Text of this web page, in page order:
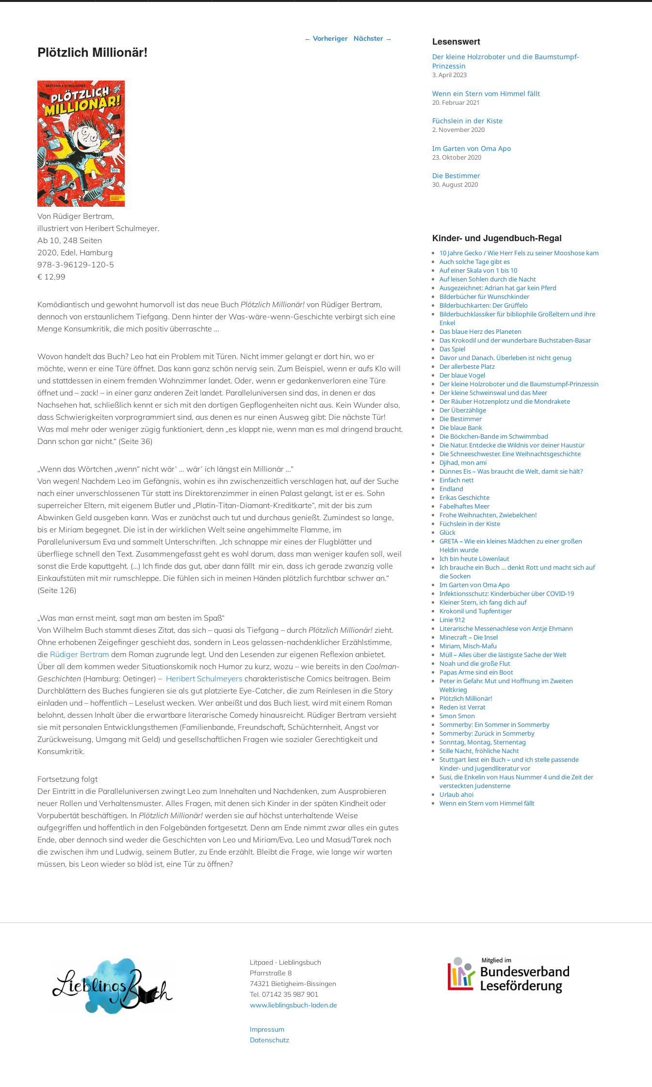
Beitragsnavigation
← Vorheriger Nächster →
Plötzlich Millionär!
Von Rüdiger Bertram,
illustriert von Heribert Schulmeyer.
Ab 10, 248 Seiten
2020, Edel, Hamburg
978-3-96129-120-5
€ 12,99
Komödiantisch und gewohnt humorvoll ist das neue Buch Plötzlich Millionär! von Rüdiger Bertram,
dennoch von erstaunlichem Tiefgang. Denn hinter der Was-wäre-wenn-Geschichte verbirgt sich eine
Menge Konsumkritik, die mich positiv überraschte …
Wovon handelt das Buch? Leo hat ein Problem mit Türen. Nicht immer gelangt er dort hin, wo er
möchte, wenn er eine Türe öffnet. Das kann ganz schön nervig sein. Zum Beispiel, wenn er aufs Klo will
und stattdessen in einem fremden Wohnzimmer landet. Oder, wenn er gedankenverloren eine Türe
öffnet und – zack! – in einer ganz anderen Zeit landet. Paralleluniversen sind das, in denen er das
Nachsehen hat, schließlich kennt er sich mit den dortigen Gepflogenheiten nicht aus. Kein Wunder also,
dass Schwierigkeiten vorprogrammiert sind, aus denen es nur einen Ausweg gibt: Die nächste Tür!
Was mal mehr oder weniger zügig funktioniert, denn „es klappt nie, wenn man es mal dringend braucht.
Dann schon gar nicht.“ (Seite 36)
„Wenn das Wörtchen „wenn“ nicht wär‘ … wär‘ ich längst ein Millionär …“
Von wegen! Nachdem Leo im Gefängnis, wohin es ihn zwischenzeitlich verschlagen hat, auf der Suche
nach einer unverschlossenen Tür statt ins Direktorenzimmer in einen Palast gelangt, ist er es. Sohn
superreicher Eltern, mit eigenem Butler und „Platin-Titan-Diamant-Kreditkarte“, mit der bis zum
Abwinken Geld ausgeben kann. Was er zunächst auch tut und durchaus genießt. Zumindest so lange,
bis er Miriam begegnet. Die ist in der wirklichen Welt seine angehimmelte Flamme, im
Paralleluniversum Eva und sammelt Unterschriften. „Ich schnappe mir eines der Flugblätter und
überfliege schnell den Text. Zusammengefasst geht es wohl darum, dass man weniger kaufen soll, weil
sonst die Erde kaputtgeht. (…) Ich finde das gut, aber dann fällt mir ein, dass ich gerade zwanzig volle
Einkaufstüten mit mir rumschleppe. Die fühlen sich in meinen Händen plötzlich furchtbar schwer an.“
(Seite 126)
„Was man ernst meint, sagt man am besten im Spaß“
Von Wilhelm Buch stammt dieses Zitat, das sich – quasi als Tiefgang – durch Plötzlich Millionär! zieht.
Ohne erhobenen Zeigefinger geschieht das, sondern in Leos gelassen-nachdenklicher Erzählstimme,
die Rüdiger Bertram dem Roman zugrunde legt. Und den Lesenden zur eigenen Reflexion anbietet.
Über all dem kommen weder Situationskomik noch Humor zu kurz, wozu – wie bereits in den Coolman-
Geschichten (Hamburg: Oetinger) – Heribert Schulmeyers charakteristische Comics beitragen. Beim
Durchblättern des Buches fungieren sie als gut platzierte Eye-Catcher, die zum Reinlesen in die Story
einladen und – hoffentlich – Leselust wecken. Wer anbeißt und das Buch liest, wird mit einem Roman
belohnt, dessen Inhalt über die erwartbare literarische Comedy hinausreicht. Rüdiger Bertram versieht
sie mit personalen Entwicklungsthemen (Familienbande, Freundschaft, Schüchternheit, Angst vor
Zurückweisung, Umgang mit Geld) und gesellschaftlichen Fragen wie sozialer Gerechtigkeit und
Konsumkritik.
Fortsetzung folgt
Der Eintritt in die Paralleluniversen zwingt Leo zum Innehalten und Nachdenken, zum Ausprobieren
neuer Rollen und Verhaltensmuster. Alles Fragen, mit denen sich Kinder in der späten Kindheit oder
Vorpubertät beschäftigen. In Plötzlich Millionär! werden sie auf höchst unterhaltende Weise
aufgegriffen und hoffentlich in den Folgebänden fortgesetzt. Denn am Ende nimmt zwar alles ein gutes
Ende, aber dennoch sind weder die Geschichten von Leo und Miriam/Eva, Leo und Masud/Tarek noch
die zwischen ihm und Ludwig, seinem Butler, zu Ende erzählt. Bleibt die Frage, wie lange wir warten
müssen, bis Leon wieder so blöd ist, eine Tür zu öffnen?
Lesenswert
Der kleine Holzroboter und die Baumstumpf-
Prinzessin
3. April 2023
Wenn ein Stern vom Himmel fällt
20. Februar 2021
Füchslein in der Kiste
2. November 2020
Im Garten von Oma Apo
23. Oktober 2020
Die Bestimmer
30. August 2020
Kinder- und Jugendbuch-Regal
10 Jahre Gecko / Wie Herr Fels zu seiner Mooshose kam
Auch solche Tage gibt es
Auf einer Skala von 1 bis 10
Auf leisen Sohlen durch die Nacht
Ausgezeichnet: Adrian hat gar kein Pferd
Bilderbücher für Wunschkinder
Bilderbuchkarten: Der Grüffelo
Bilderbuchklassiker für bibliophile Großeltern und ihre
Enkel
Das blaue Herz des Planeten
Das Krokodil und der wunderbare Buchstaben-Basar
Das Spiel
Davor und Danach. Überleben ist nicht genug
Der allerbeste Platz
Der blaue Vogel
Der kleine Holzroboter und die Baumstumpf-Prinzessin
Der kleine Schweinswal und das Meer
Der Räuber Hotzenplotz und die Mondrakete
Der Überzählige
Die Bestimmer
Die blaue Bank
Die Böckchen-Bande im Schwimmbad
Die Natur. Entdecke die Wildnis vor deiner Haustür
Die Schneeschwester. Eine Weihnachtsgeschichte
Djihad, mon ami
Dünnes Eis – Was braucht die Welt, damit sie hält?
Einfach nett
Endland
Erikas Geschichte
Fabelhaftes Meer
Frohe Weihnachten, Zwiebelchen!
Füchslein in der Kiste
Glück
GRETA – Wie ein kleines Mädchen zu einer großen
Heldin wurde
Ich bin heute Löwenlaut
Ich brauche ein Buch … denkt Rott und macht sich auf
die Socken
Im Garten von Oma Apo
Infektionsschutz: Kinderbücher über COVID-19
Kleiner Stern, ich fang dich auf
Krokonil und Tupfentiger
Linie 912
Literarische Messenachlese von Antje Ehmann
Minecraft – Die Insel
Miriam, Misch-Mafu
Müll – Alles über die lästigste Sache der Welt
Noah und die große Flut
Papas Arme sind ein Boot
Peter in Gefahr. Mut und Hoffnung im Zweiten
Weltkrieg
Plötzlich Millionär!
Reden ist Verrat
Smon Smon
Sommerby: Ein Sommer in Sommerby
Sommerby: Zurück in Sommerby
Sonntag, Montag, Sternentag
Stille Nacht, fröhliche Nacht
Stuttgart liest ein Buch – und ich stelle passende
Kinder- und Jugendliteratur vor
Susi, die Enkelin von Haus Nummer 4 und die Zeit der
versteckten Judensterne
Urlaub ahoi
Wenn ein Stern vom Himmel fällt
Litpaed ∙ Lieblingsbuch
Pfarrstraße 8
74321 Bietigheim-Bissingen
Tel. 07142 35 987 901
www.lieblingsbuch-laden.de
Impressum
Datenschutz